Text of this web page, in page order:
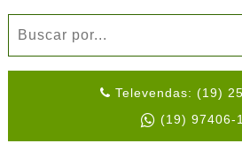
Televendas: (19)
(19) 97406-